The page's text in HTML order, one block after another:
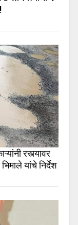
रस्त्यावर
यांचे निर्देश